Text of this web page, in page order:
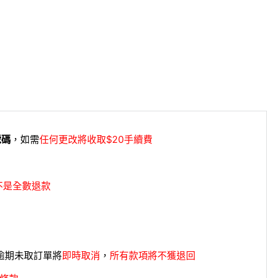
，如需任何更改將收取$20手續費
是全數退款
期未取訂單將即時取消 ， 所有款項將不獲退回